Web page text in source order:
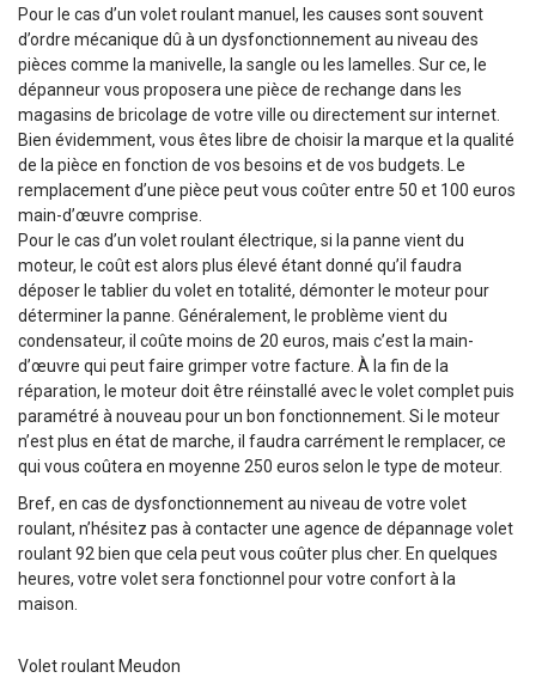
Pour le cas d’un volet roulant manuel, les causes sont souvent
d’ordre mécanique dû à un dysfonctionnement au niveau des
pièces comme la manivelle, la sangle ou les lamelles. Sur ce, le
dépanneur vous proposera une pièce de rechange dans les
magasins de bricolage de votre ville ou directement sur internet.
Bien évidemment, vous êtes libre de choisir la marque et la qualité
de la pièce en fonction de vos besoins et de vos budgets. Le
remplacement d’une pièce peut vous coûter entre 50 et 100 euros
main-d’œuvre comprise.
Pour le cas d’un volet roulant électrique, si la panne vient du
moteur, le coût est alors plus élevé étant donné qu’il faudra
déposer le tablier du volet en totalité, démonter le moteur pour
déterminer la panne. Généralement, le problème vient du
condensateur, il coûte moins de 20 euros, mais c’est la main-
d’œuvre qui peut faire grimper votre facture. À la fin de la
réparation, le moteur doit être réinstallé avec le volet complet puis
paramétré à nouveau pour un bon fonctionnement. Si le moteur
n’est plus en état de marche, il faudra carrément le remplacer, ce
qui vous coûtera en moyenne 250 euros selon le type de moteur.
Bref, en cas de dysfonctionnement au niveau de votre volet
roulant, n’hésitez pas à contacter une agence de dépannage volet
roulant 92 bien que cela peut vous coûter plus cher. En quelques
heures, votre volet sera fonctionnel pour votre confort à la
maison.
Volet roulant Meudon